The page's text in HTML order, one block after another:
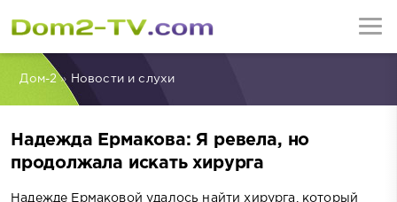
Дом-2» Новости и слухи
Надежда Ермакова: Я ревела, но
продолжала искать хирурга
Надежде Ермаковой удалось найти хирурга, который